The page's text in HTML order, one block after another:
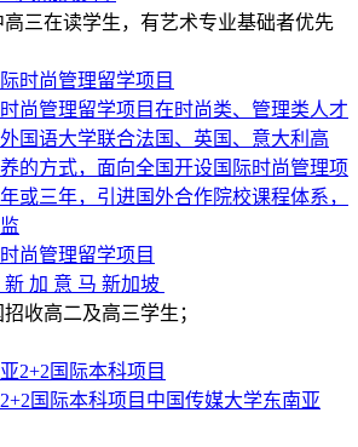
高三在读学生，有艺术专业基础者优先
尚管理留学项目在时尚类、管理类人才
国语大学联合法国、英国、意大利高
的方式，面向全国开设国际时尚管理项
或三年，引进国外合作院校课程体系，
尚管理留学项目
新 加 意 马 新加坡
收高二及高三学生；
国际本科项目中国传媒大学东南亚